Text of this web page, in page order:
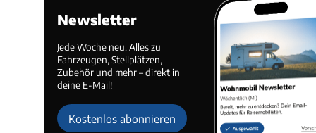
Newsletter
Jede Woche neu. Alles zu
Fahrzeugen, Stellplätzen,
Zubehör und mehr – direkt in
deine E-Mail!
Kostenlos abonnieren